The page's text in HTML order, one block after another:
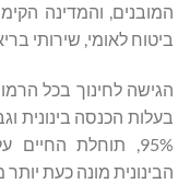
המובנים, והמדינה
ביטוח לאומי, שירותי
הגישה לחינוך בכל
בעלות הכנסה בינונית
הבינונית מונה כעת יותר מ-400 מיליון